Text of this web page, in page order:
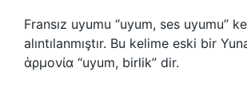
Fransız uyumu “uyum, ses uyumu”
alıntılanmıştır. Bu kelime eski bir
ἁρμονία “uyum, birlik” dir.